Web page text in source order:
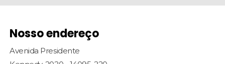
Nosso endereço
Avenida Presidente